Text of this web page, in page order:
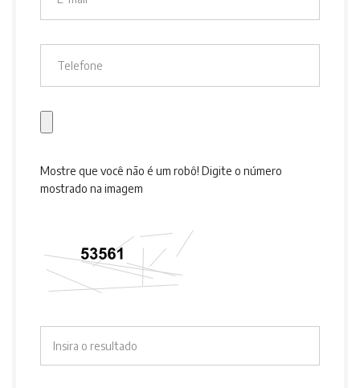
Mostre que você não é um robô! Digite o número
mostrado na imagem